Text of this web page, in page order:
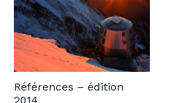
Références – édition
2014